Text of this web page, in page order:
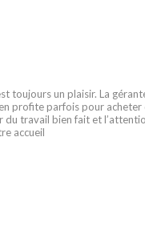
toujours un plaisir. La
profite parfois pour
du travail bien fait et
accueil